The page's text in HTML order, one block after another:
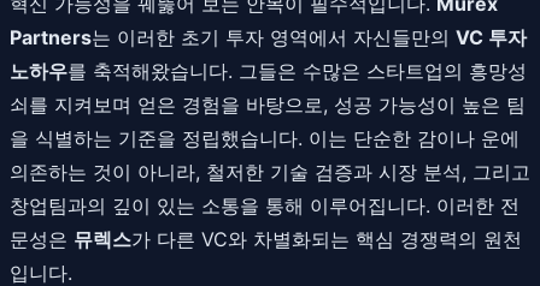
Partners는 이러한 초기 투자 영역에서 자신들만의 VC 투자
노하우를 축적해왔습니다. 그들은 수많은 스타트업의 흥망성
쇠를 지켜보며 얻은 경험을 바탕으로, 성공 가능성이 높은 팀
을 식별하는 기준을 정립했습니다. 이는 단순한 감이나 운에
의존하는 것이 아니라, 철저한 기술 검증과 시장 분석, 그리고
창업팀과의 깊이 있는 소통을 통해 이루어집니다. 이러한 전
문성은 뮤렉스가 다른 VC와 차별화되는 핵심 경쟁력의 원천
입니다.